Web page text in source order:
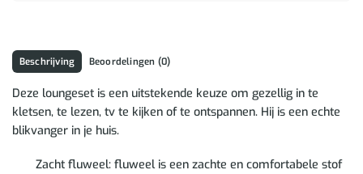
Beschrijving Beoordelingen (0)
Deze loungeset is een uitstekende keuze om gezellig in te
kletsen, te lezen, tv te kijken of te ontspannen. Hij is een echte
blikvanger in je huis.
Zacht fluweel: fluweel is een zachte en comfortabele stof